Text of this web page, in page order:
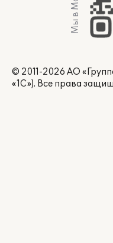
Мы в Max
© 2011-2026 АО
«1С»). Все права